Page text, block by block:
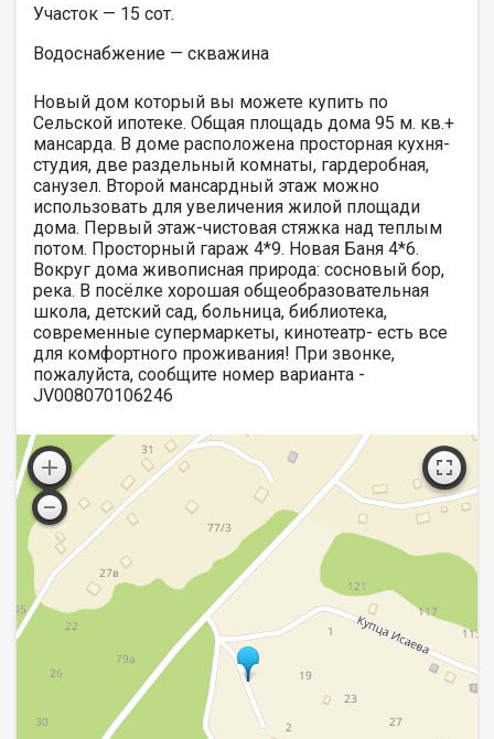
Участок — 15 сот.
Водоснабжение — скважина
Новый дом который вы можете купить по
Сельской ипотеке. Общая площадь дома 95 м. кв.+
мансарда. В доме расположена просторная кухня-
студия, две раздельный комнаты, гардеробная,
санузел. Второй мансардный этаж можно
использовать для увеличения жилой площади
дома. Первый этаж-чистовая стяжка над теплым
потом. Просторный гараж 4*9. Новая Баня 4*6.
Вокруг дома живописная природа: сосновый бор,
река. В посёлке хорошая общеобразовательная
школа, детский сад, больница, библиотека,
современные супермаркеты, кинотеатр- есть все
для комфортного проживания! При звонке,
пожалуйста, сообщите номер варианта -
JV008070106246